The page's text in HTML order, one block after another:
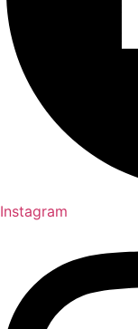
Instagram